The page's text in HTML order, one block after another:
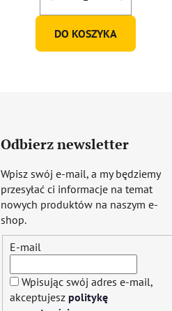
DO KOSZYKA
Odbierz newsletter
Wpisz swój e-mail, a my będziemy
przesyłać ci informacje na temat
nowych produktów na naszym e-
shop.
E-mail
Wpisując swój adres e-mail,
akceptujesz politykę